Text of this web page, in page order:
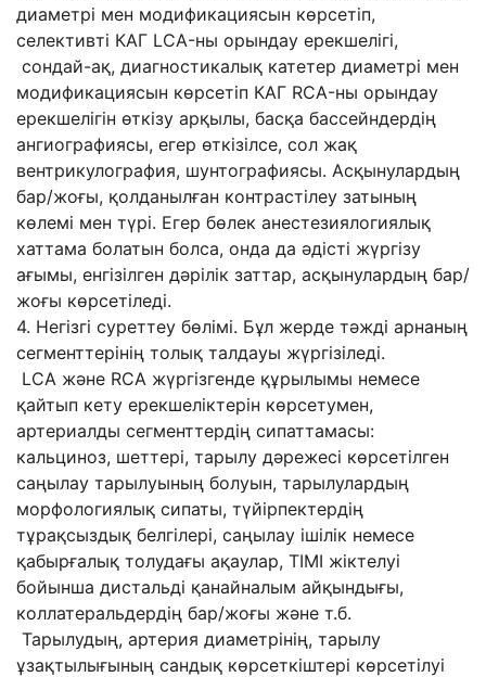
диаметрі мен модификациясын көрсетіп,
селективті КАГ LCA-ны орындау ерекшелігі,
сондай-ақ, диагностикалық катетер диаметрі мен
модификациясын көрсетіп КАГ RCA-ны орындау
ерекшелігін өткізу арқылы, басқа бассейндердің
ангиографиясы, егер өткізілсе, сол жақ
вентрикулография, шунтографиясы. Асқынулардың
бар/жоғы, қолданылған контрастілеу затының
көлемі мен түрі. Егер бөлек анестезиялогиялық
хаттама болатын болса, онда да әдісті жүргізу
ағымы, енгізілген дәрілік заттар, асқынулардың бар/
жоғы көрсетіледі.
4. Негізгі суреттеу бөлімі. Бұл жерде тәжді арнаның
сегменттерінің толық талдауы жүргізіледі.
LCA және RCA жүргізгенде құрылымы немесе
қайтып кету ерекшеліктерін көрсетумен,
артериалды сегменттердің сипаттамасы:
кальциноз, шеттері, тарылу дәрежесі көрсетілген
саңылау тарылуының болуын, тарылулардың
морфологиялық сипаты, түйірпектердің
тұрақсыздық белгілері, саңылау ішілік немесе
қабырғалық толудағы ақаулар, TIМI жіктелуі
бойынша дистальді қанайналым айқындығы,
коллатеральдердің бар/жоғы және т.б.
Тарылудың, артерия диаметрінің, тарылу
ұзақтылығының сандық көрсеткіштері көрсетілуі